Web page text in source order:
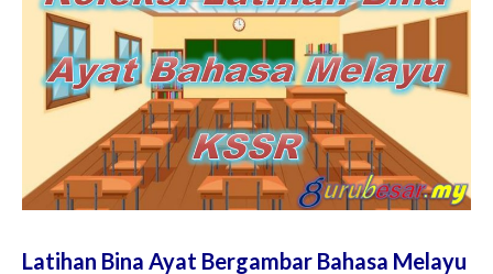
Latihan Bina Ayat Bergambar Bahasa Melayu